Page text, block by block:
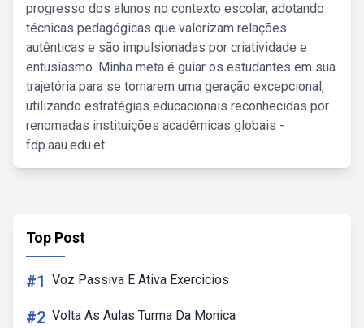
progresso dos alunos no contexto escolar, adotando
técnicas pedagógicas que valorizam relações
autênticas e são impulsionadas por criatividade e
entusiasmo. Minha meta é guiar os estudantes em sua
trajetória para se tornarem uma geração excepcional,
utilizando estratégias educacionais reconhecidas por
renomadas instituições acadêmicas globais -
fdp.aau.edu.et.
Top Post
#1 Voz Passiva E Ativa Exercicios
#2 Volta As Aulas Turma Da Monica